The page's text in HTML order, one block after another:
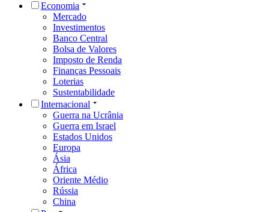
Economia
Mercado
Investimentos
Banco Central
Bolsa de Valores
Imposto de Renda
Finanças Pessoais
Loterias
Sustentabilidade
Internacional
Guerra na Ucrânia
Guerra em Israel
Estados Unidos
Europa
Ásia
África
Oriente Médio
Rússia
China